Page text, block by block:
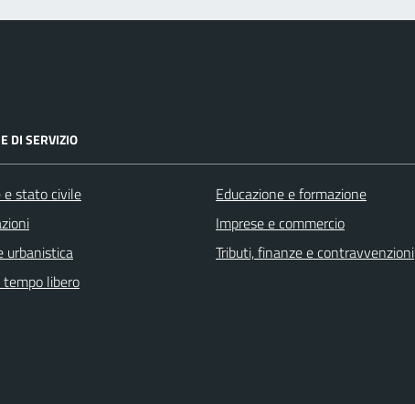
DI SERVIZIO
e stato civile
urbanistica
libero
Educazione e formazione
Imprese e commercio
Tributi, finanze e contravvenzioni